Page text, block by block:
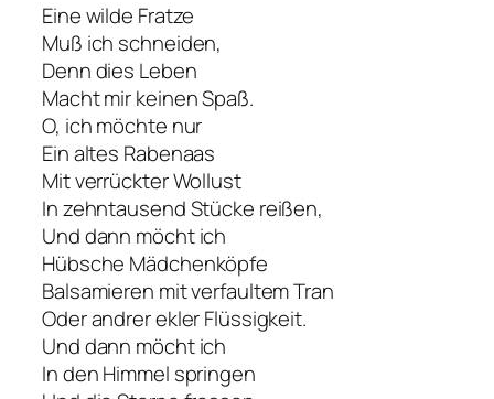
Eine wilde Fratze
Muß ich schneiden,
Denn dies Leben
Macht mir keinen Spaß.
O, ich möchte nur
Ein altes Rabenaas
Mit verrückter Wollust
In zehntausend Stücke reißen,
Und dann möcht ich
Hübsche Mädchenköpfe
Balsamieren mit verfaultem Tran
Oder andrer ekler Flüssigkeit.
Und dann möcht ich
In den Himmel springen